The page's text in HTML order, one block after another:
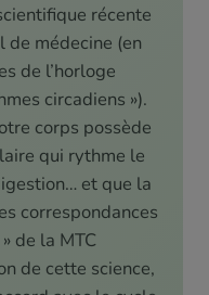
récente
de médecine (en
de l’horloge
circadiens »).
corps possède
qui rythme le
et que la
correspondances
de la MTC
de cette science,